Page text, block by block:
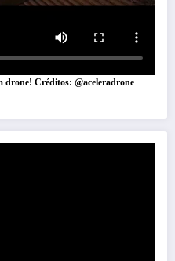
drone! Créditos: @aceleradrone